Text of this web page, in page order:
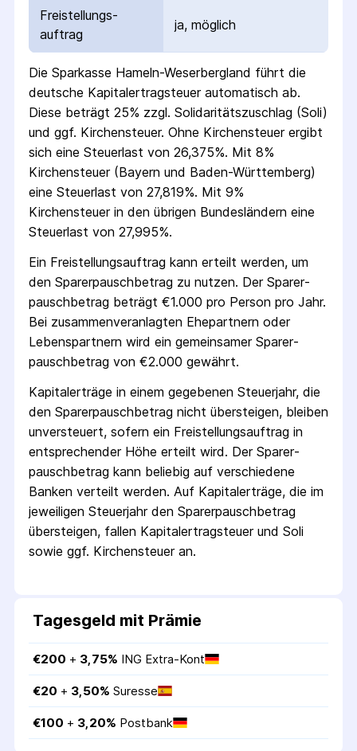
Freistellungs­
auftrag
ja, möglich
Die Sparkasse Hameln-Weserbergland führt die
deutsche Kapital­ertrag­steuer automatisch ab.
Diese beträgt 25% zzgl. Solidaritäts­zuschlag (Soli)
und ggf. Kirchensteuer. Ohne Kirchensteuer ergibt
sich eine Steuerlast von 26,375%. Mit 8%
Kirchensteuer (Bayern und Baden-Württemberg)
eine Steuerlast von 27,819%. Mit 9%
Kirchensteuer in den übrigen Bundesländern eine
Steuerlast von 27,995%.
Ein Freistellungs­auftrag kann erteilt werden, um
den Sparer­pausch­betrag zu nutzen. Der Sparer­
pausch­betrag beträgt €1.000 pro Person pro Jahr.
Bei zusammenveranlagten Ehepartnern oder
Lebenspartnern wird ein gemeinsamer Sparer­
pausch­betrag von €2.000 gewährt.
Kapitalerträge in einem gegebenen Steuerjahr, die
den Sparer­pausch­betrag nicht übersteigen, bleiben
unversteuert, sofern ein Freistellungs­auftrag in
entsprechender Höhe erteilt wird. Der Sparer­
pausch­betrag kann beliebig auf verschiedene
Banken verteilt werden. Auf Kapitalerträge, die im
jeweiligen Steuerjahr den Sparer­pausch­betrag
übersteigen, fallen Kapital­ertrag­steuer und Soli
sowie ggf. Kirchensteuer an.
Tagesgeld mit Prämie
€200 + 3,75% ING Extra-Kont
€20 + 3,50% Suresse
€100 + 3,20% Postbank